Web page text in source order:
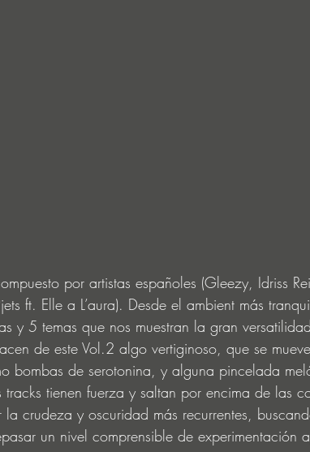
por artistas españoles (Gleezy, Idriss
ft. Elle a L’aura). Desde el ambient más
y 5 temas que nos muestran la gran
de este Vol.2 algo vertiginoso, que se
bombas de serotonina, y alguna pincelada
tienen fuerza y saltan por encima de las
crudeza y oscuridad más recurrentes,
un nivel comprensible de experimentación